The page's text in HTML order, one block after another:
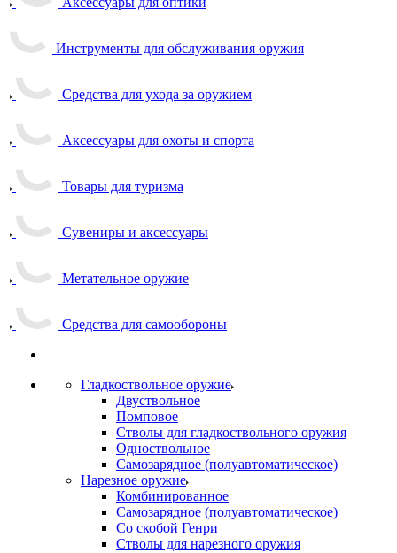
Инструменты для обслуживания оружия
Средства для ухода за оружием
Аксессуары для охоты и спорта
Товары для туризма
Сувениры и аксессуары
Метательное оружие
Средства для самообороны
Гладкоствольное оружие
Двуствольное
Помповое
Стволы для гладкоствольного оружия
Одноствольное
Самозарядное (полуавтоматическое)
Нарезное оружие
Комбинированное
Самозарядное (полуавтоматическое)
Со скобой Генри
Стволы для нарезного оружия